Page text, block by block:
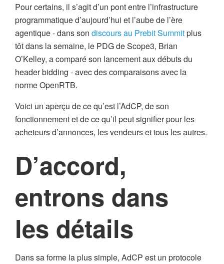
Pour certains, il s’agit d’un pont entre l’infrastructure
programmatique d’aujourd’hui et l’aube de l’ère
agentique - dans son discours au Prebit Summitplus
tôt dans la semaine, le PDG de Scope3, Brian
O’Kelley, a comparé son lancement aux débuts du
header bidding - avec des comparaisons avec la
norme OpenRTB.
Voici un aperçu de ce qu’est l’AdCP, de son
fonctionnement et de ce qu’il peut signifier pour les
acheteurs d’annonces, les vendeurs et tous les autres.
D’accord,
entrons dans
les détails
Dans sa forme la plus simple, AdCP est un protocole